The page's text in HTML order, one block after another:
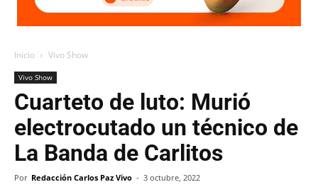
Inicio Vivo Show
Vivo Show
Cuarteto de luto: Murió
electrocutado un técnico de
La Banda de Carlitos
Por Redacción Carlos Paz Vivo - 3 octubre, 2022